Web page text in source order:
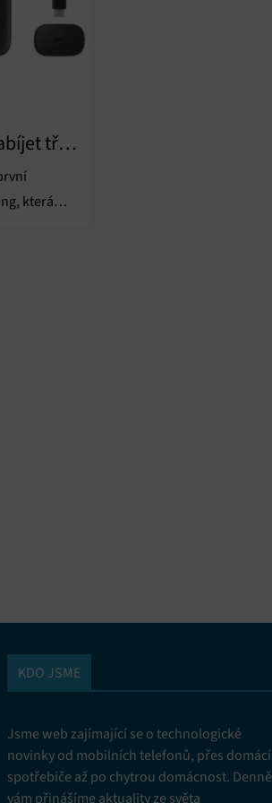
tři
která
KDO JSME
Jsme web zajímající se o technologické
novinky od mobilních telefonů, přes domácí
spotřebiče až po chytrou domácnost. Denně
vám přinášíme aktuality ze světa